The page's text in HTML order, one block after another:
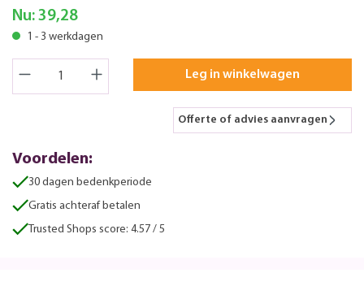
Nu: 39,28
1 - 3 werkdagen
Leg in winkelwagen
Offerte of advies aanvragen
Voordelen:
30 dagen bedenkperiode
Gratis achteraf betalen
Trusted Shops score: 4.57 / 5